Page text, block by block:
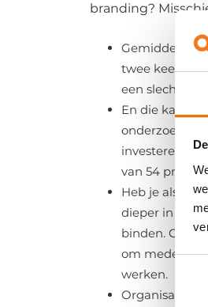
branding?
Gemiddeld
twee keer
een slechte
En die
onderzoek
investeren in
van 54
Heb je als
dieper in de
binden.
om
werken.
Organisaties